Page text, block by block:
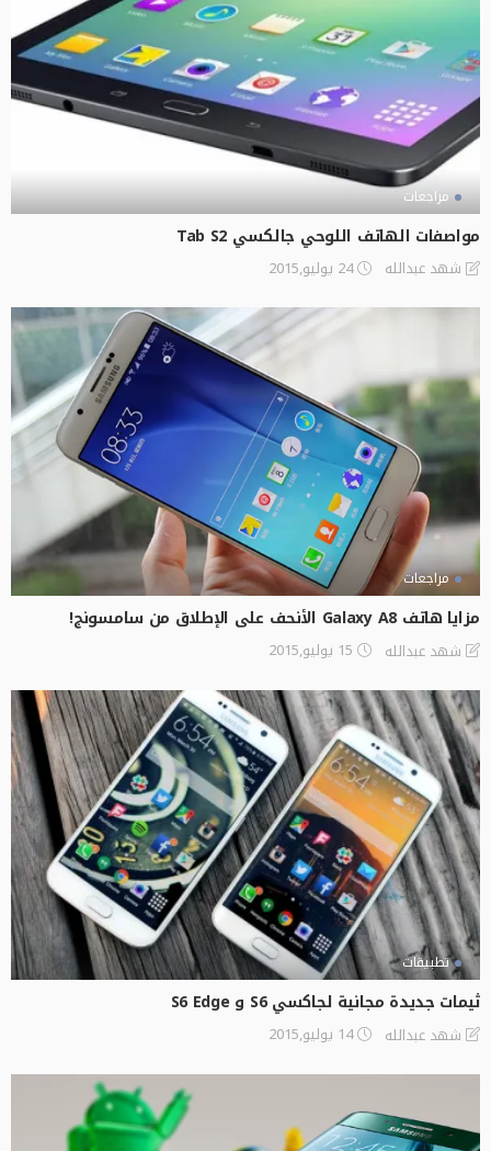
مراجعات
مواصفات الهاتف اللوحي جالكسي Tab S2
شهد عبدالله 24 يوليو,2015
مراجعات
مزايا هاتف Galaxy A8 الأنحف على الإطلاق من سامسونج!
شهد عبدالله 15 يوليو,2015
تطبيقات
ثيمات جديدة مجانية لجاكسي S6 و S6 Edge
شهد عبدالله 14 يوليو,2015